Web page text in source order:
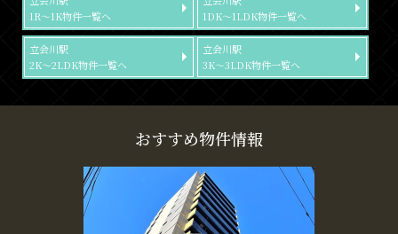
1R～1K物件一覧へ
1DK～1LDK物件一覧へ
立会川駅
2K～2LDK物件一覧へ
立会川駅
3K～3LDK物件一覧へ
おすすめ物件情報